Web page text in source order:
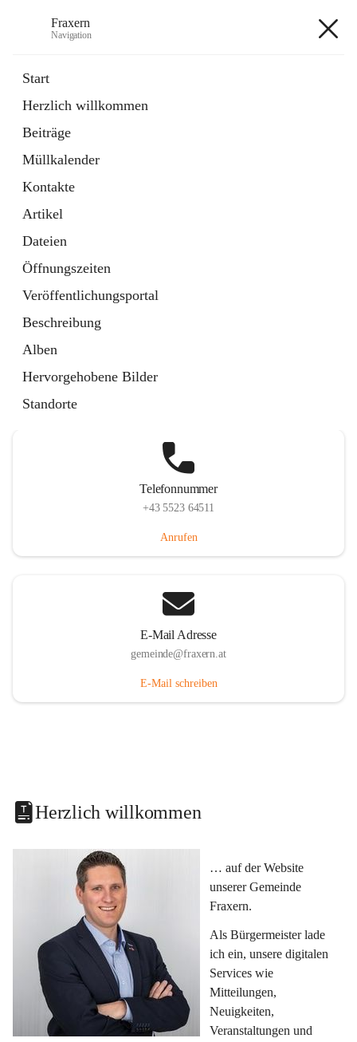
Fraxern
Navigation
Start
Herzlich willkommen
Beiträge
Müllkalender
Kontakte
Artikel
Dateien
Öffnungszeiten
Veröffentlichungsportal
Beschreibung
Alben
Hervorgehobene Bilder
Standorte
Ordner
in
Tab
Formulare
Artikel
öffnet
in
neuem
Tab
Telefonnummer
+43 5523 64511
Anrufen
E-Mail Adresse
gemeinde@fraxern.at
E-Mail schreiben
Herzlich willkommen
… auf der Website
unserer Gemeinde
Fraxern.
Als Bürgermeister lade
ich ein, unsere digitalen
Services wie
Mitteilungen,
Neuigkeiten,
Veranstaltungen und